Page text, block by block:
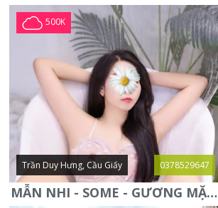
500K
Trần Duy Hưng, Cầu Giấy 0378529647
MẪN NHI - SOME - GƯƠNG MẶT XINH XẮN -CỰC CHIỀU KHÁCH